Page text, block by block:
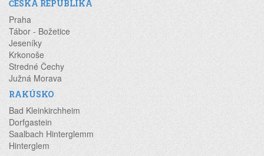
ČESKÁ REPUBLIKA
Praha
Tábor - Božetice
Jeseníky
Krkonoše
Stredné Čechy
Južná Morava
RAKÚSKO
Bad Kleinkirchheim
Dorfgastein
Saalbach Hinterglemm
Hinterglem